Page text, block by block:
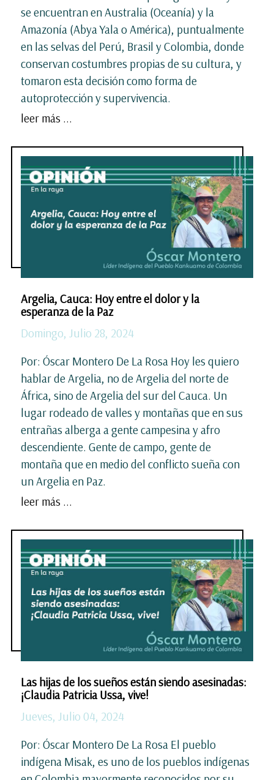
se encuentran en Australia (Oceanía) y la
Amazonía (Abya Yala o América), puntualmente
en las selvas del Perú, Brasil y Colombia, donde
conservan costumbres propias de su cultura, y
tomaron esta decisión como forma de
autoprotección y supervivencia.
leer más ...
Argelia, Cauca: Hoy entre el dolor y la
esperanza de la Paz
Domingo, Julio 28, 2024
Por: Óscar Montero De La Rosa Hoy les quiero
hablar de Argelia, no de Argelia del norte de
África, sino de Argelia del sur del Cauca. Un
lugar rodeado de valles y montañas que en sus
entrañas alberga a gente campesina y afro
descendiente. Gente de campo, gente de
montaña que en medio del conflicto sueña con
un Argelia en Paz.
leer más ...
Las hijas de los sueños están siendo asesinadas:
¡Claudia Patricia Ussa, vive!
Jueves, Julio 04, 2024
Por: Óscar Montero De La Rosa El pueblo
indígena Misak, es uno de los pueblos indígenas